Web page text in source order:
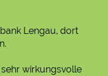
Lengau, dort
wirkungsvolle